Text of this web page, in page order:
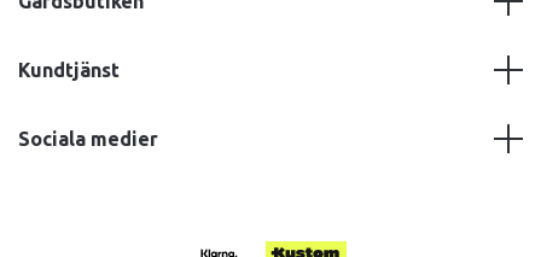
Kundtjänst
Sociala medier